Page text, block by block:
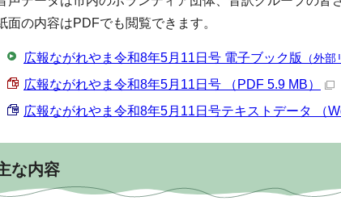
面の内容はPDFでも閲覧できます。
広報ながれやま令和8年5月11日号 電子ブック版 （外部
広報ながれやま令和8年5月11日号 （PDF 5.9 MB）
広報ながれやま令和8年5月11日号テキストデータ （
な内容